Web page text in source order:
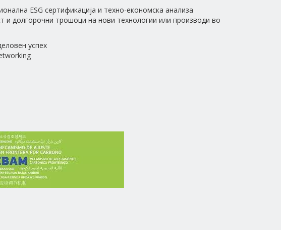
ESG сертификација и техно-економска анализа
и долгорочни трошоци на нови технологии или производи во
успех